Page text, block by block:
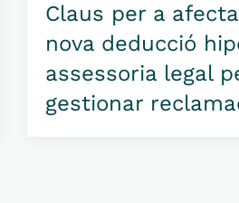
Claus per a
nova deducció
assessoria legal
gestionar